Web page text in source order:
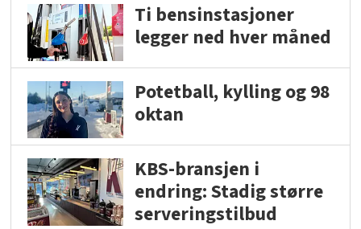
Ti bensinstasjoner
legger ned hver måned
Potetball, kylling og 98
oktan
KBS-bransjen i
endring: Stadig større
serveringstilbud